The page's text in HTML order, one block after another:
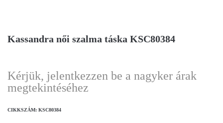
Kassandra női szalma táska KSC80384
Kérjük, jelentkezzen be a nagyker árak
megtekintéséhez
CIKKSZÁM: KSC80384